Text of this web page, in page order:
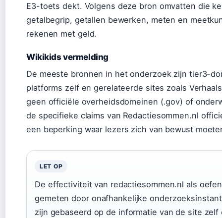
E3-toets dekt. Volgens deze bron omvatten die
getalbegrip, getallen bewerken, meten en
rekenen met geld.
Wikikids vermelding
De meeste bronnen in het onderzoek zijn tier3-
platforms zelf en gerelateerde sites zoals
geen officiële overheidsdomeinen (.gov) of
de specifieke claims van Redactiesommen.nl
een beperking waar lezers zich van bewust
LET OP
De effectiviteit van redactiesommen.nl als
gemeten door onafhankelijke
zijn gebaseerd op de informatie van de site zelf